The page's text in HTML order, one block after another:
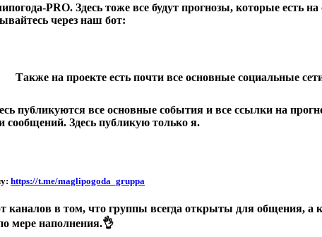
PRO. Здесь тоже все будут прогнозы, которые есть
через наш бот:
Также на проекте есть почти все основные социальные
публикуются все основные события и все ссылки на
сообщений. Здесь публикую только я.
https://t.me/maglipogoda_gruppa
в том, что группы всегда открыты для общения, а
мере наполнения.👌